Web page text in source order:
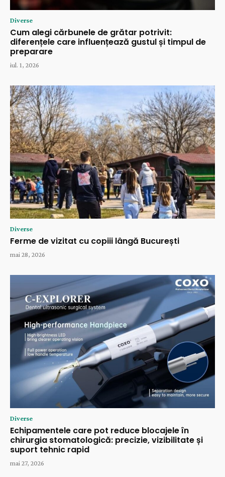
Diverse
Cum alegi cărbunele de grătar potrivit:
diferențele care influențează gustul și timpul de
preparare
iul. 1, 2026
Diverse
Ferme de vizitat cu copiii lângă București
mai 28, 2026
Diverse
Echipamentele care pot reduce blocajele în
chirurgia stomatologică: precizie, vizibilitate și
suport tehnic rapid
mai 27, 2026